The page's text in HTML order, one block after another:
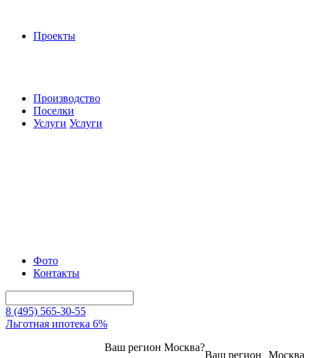
Проекты
Производство
Поселки
Услуги Услуги
Фото
Контакты
8 (495) 565-30-55
Льготная ипотека 6%
Москва
Ваш регион
Ваш регион Москва?